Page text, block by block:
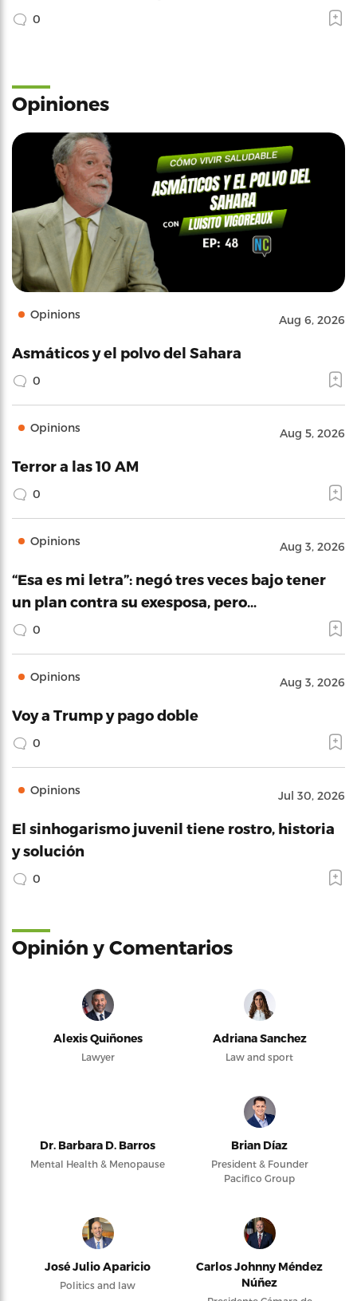
0
Opiniones
Opinions Aug 6, 2026
Asmáticos y el polvo del Sahara
0
Opinions Aug 5, 2026
Terror a las 10 AM
0
Opinions Aug 3, 2026
“Esa es mi letra”: negó tres veces bajo tener
un plan contra su exesposa, pero…
0
Opinions Aug 3, 2026
Voy a Trump y pago doble
0
Opinions Jul 30, 2026
El sinhogarismo juvenil tiene rostro, historia
y solución
0
Opinión y Comentarios
Alexis Quiñones
Lawyer
Adriana Sanchez
Law and sport
Dr. Barbara D. Barros
Mental Health & Menopause
Brian Díaz
President & Founder
Pacifico Group
José Julio Aparicio
Politics and law
Carlos Johnny Méndez
Núñez